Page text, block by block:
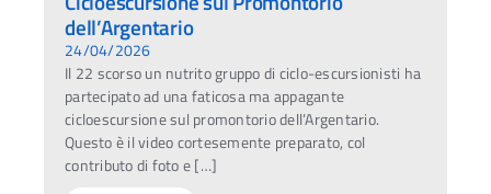
dell’Argentario
24/04/2026
Il 22 scorso un nutrito gruppo di ciclo-escursionisti ha
partecipato ad una faticosa ma appagante
cicloescursione sul promontorio dell’Argentario.
Questo è il video cortesemente preparato, col
contributo di foto e […]